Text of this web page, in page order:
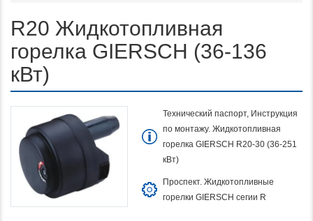
R20 Жидкотопливная
горелка GIERSCH (36-136
кВт)
Технический паспорт, Инструкция
по монтажу. Жидкотопливная
горелка GIERSCH R20-30 (36-251
кВт)
Проспект. Жидкотопливные
горелки GIERSCH сегии R